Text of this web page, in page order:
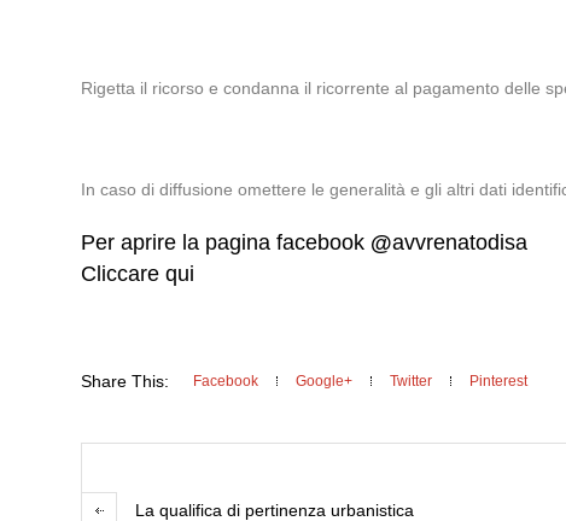
Rigetta il ricorso e condanna il ricorrente al pagamento delle
In caso di diffusione omettere le generalità e gli altri dati
Per aprire la pagina facebook @avvrenatodisa
Cliccare qui
Share This: Facebook Google+ Twitter Pinterest
La qualifica di pertinenza urbanistica